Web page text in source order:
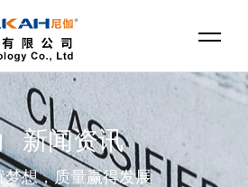
新闻资讯
梦想，质量赢得发展